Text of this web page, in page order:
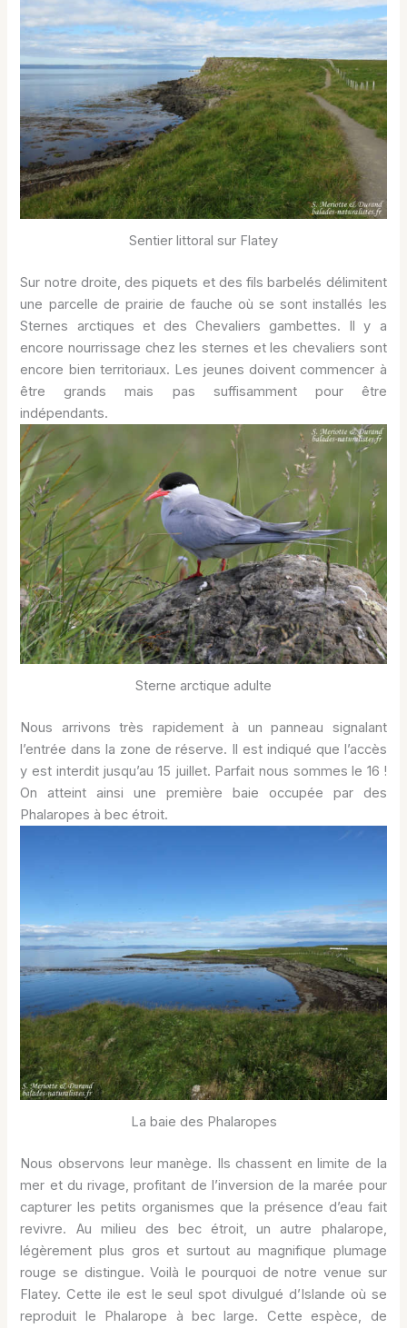
Sentier littoral sur Flatey
Sur notre droite, des piquets et des fils barbelés délimitent
une parcelle de prairie de fauche où se sont installés les
Sternes arctiques et des Chevaliers gambettes. Il y a
encore nourrissage chez les sternes et les chevaliers sont
encore bien territoriaux. Les jeunes doivent commencer à
être grands mais pas suffisamment pour être
indépendants.
Sterne arctique adulte
Nous arrivons très rapidement à un panneau signalant
l’entrée dans la zone de réserve. Il est indiqué que l’accès
y est interdit jusqu’au 15 juillet. Parfait nous sommes le 16 !
On atteint ainsi une première baie occupée par des
Phalaropes à bec étroit.
La baie des Phalaropes
Nous observons leur manège. Ils chassent en limite de la
mer et du rivage, profitant de l’inversion de la marée pour
capturer les petits organismes que la présence d’eau fait
revivre. Au milieu des bec étroit, un autre phalarope,
légèrement plus gros et surtout au magnifique plumage
rouge se distingue. Voilà le pourquoi de notre venue sur
Flatey. Cette ile est le seul spot divulgué d’Islande où se
reproduit le Phalarope à bec large. Cette espèce, de